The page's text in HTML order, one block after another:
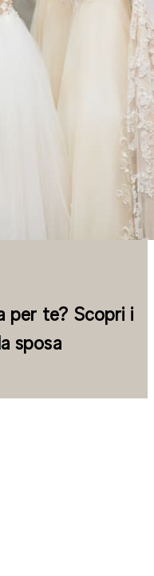
per te? Scopri i
sposa